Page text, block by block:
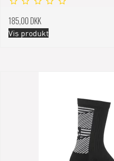
185,00 DKK
Vis produkt